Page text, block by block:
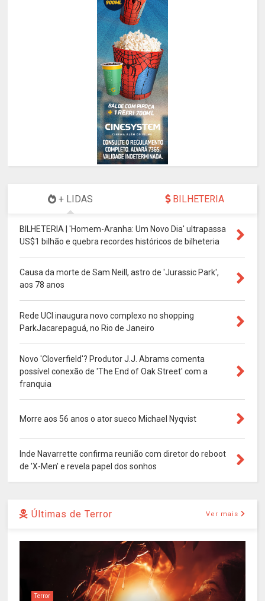
+ LIDAS BILHETERIA
BILHETERIA | 'Homem-Aranha: Um Novo Dia' ultrapassa
US$1 bilhão e quebra recordes históricos de bilheteria
Causa da morte de Sam Neill, astro de 'Jurassic Park',
aos 78 anos
Rede UCI inaugura novo complexo no shopping
ParkJacarepaguá, no Rio de Janeiro
Novo 'Cloverfield'? Produtor J.J. Abrams comenta
possível conexão de 'The End of Oak Street' com a
franquia
Morre aos 56 anos o ator sueco Michael Nyqvist
Inde Navarrette confirma reunião com diretor do reboot
de 'X-Men' e revela papel dos sonhos
Últimas de Terror Ver mais
Terror